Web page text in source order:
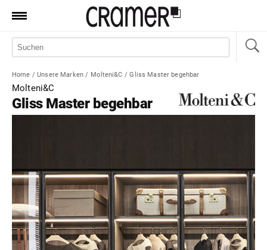
Produkte
Manufaktur
Aktionen
Standorte
Service
Jobs
Shop
Home / Unsere Marken / Molteni&C / Gliss Master begehbar
Molteni&C
Gliss Master begehbar